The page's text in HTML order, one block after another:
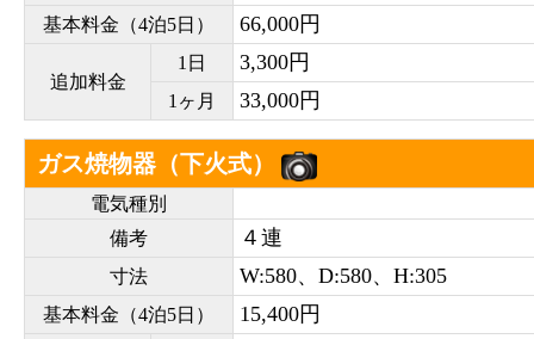
基本料金（4泊5日） 66,000円
追加料金
1日 3,300円
1ヶ月 33,000円
ガス焼物器（下火式）
電気種別
備考
４連
寸法 W:580、D:580、H:305
基本料金（4泊5日） 15,400円